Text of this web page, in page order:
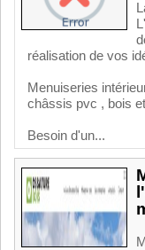
réalisation de vos
Menuiseries
châssis pvc , bois
Besoin d'un...